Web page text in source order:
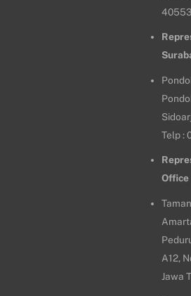
Telp :
Office
A12,
Jawa